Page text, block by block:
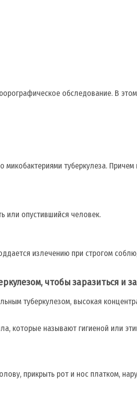
обследование. В
туберкулеза.
или опустившийся человек.
излечению при строгом
чтобы заразиться и
туберкулезом, высокая
которые называют гигиеной или
прикрыть рот и нос платком,